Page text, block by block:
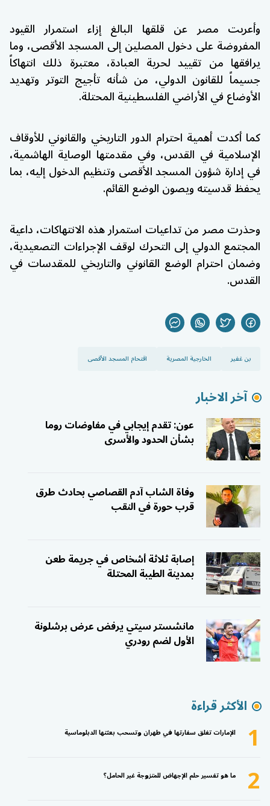
وأعربت مصر عن قلقها البالغ إزاء استمرار القيود
المفروضة على دخول المصلين إلى المسجد الأقصى، وما
يرافقها من تقييد لحرية العبادة، معتبرة ذلك انتهاكاً
جسيماً للقانون الدولي، من شأنه تأجيج التوتر وتهديد
الأوضاع في الأراضي الفلسطينية المحتلة.
كما أكدت أهمية احترام الدور التاريخي والقانوني للأوقاف
الإسلامية في القدس، وفي مقدمتها الوصاية الهاشمية،
في إدارة شؤون المسجد الأقصى وتنظيم الدخول إليه، بما
يحفظ قدسيته ويصون الوضع القائم.
وحذرت مصر من تداعيات استمرار هذه الانتهاكات، داعية
المجتمع الدولي إلى التحرك لوقف الإجراءات التصعيدية،
وضمان احترام الوضع القانوني والتاريخي للمقدسات في
القدس.
بن غفير الخارجية المصرية اقتحام المسجد الأقصى
آخر الاخبار
عون: تقدم إيجابي في مفاوضات روما
بشأن الحدود والأسرى
وفاة الشاب آدم القصاصي بحادث طرق
قرب حورة في النقب
إصابة ثلاثة أشخاص في جريمة طعن
بمدينة الطيبة المحتلة
مانشستر سيتي يرفض عرض برشلونة
الأول لضم رودري
الأكثر قراءة
1 الإمارات تغلق سفارتها في طهران وتسحب بعثتها الدبلوماسية
2 ما هو تفسير حلم الإجهاض للمتزوجة غير الحامل؟